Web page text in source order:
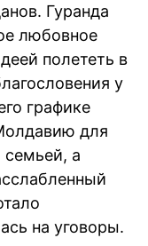
Гуранда
любовное
полететь в
у
графике
для
семьей, а
на уговоры.